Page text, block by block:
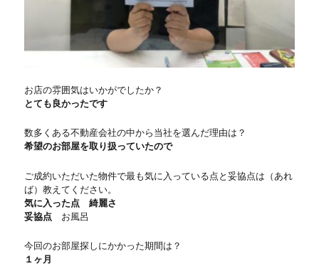
お店の雰囲気はいかがでしたか？
とても良かったです
数多くある不動産会社の中から当社を選んだ理由は？
希望のお部屋を取り扱っていたので
ご成約いただいた物件で最も気に入っている点と妥協点は（あれ
ば）教えてください。
気に入った点 綺麗さ
妥協点 お風呂
今回のお部屋探しにかかった期間は？
１ヶ月